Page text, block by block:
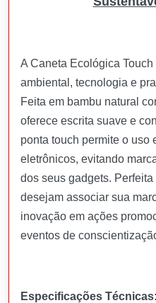
A Caneta Ecológica
ambiental, tecnologia e
Feita em bambu natural
oferece escrita suave e
ponta touch permite o uso
eletrônicos, evitando
dos seus gadgets.
desejam associar sua
inovação em ações
eventos de
Especificações Técnicas: